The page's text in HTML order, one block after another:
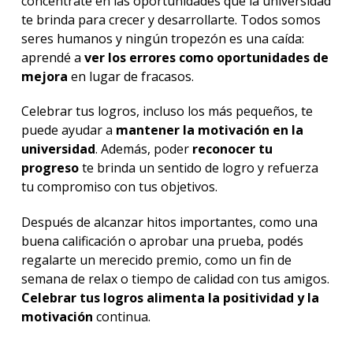
te brinda para crecer y desarrollarte. Todos somos
seres humanos y ningún tropezón es una caída:
aprendé a ver los errores como oportunidades de
mejora en lugar de fracasos.
Celebrar tus logros, incluso los más pequeños, te
puede ayudar a mantener la motivación en la
universidad. Además, poder reconocer tu
progresote brinda un sentido de logro y refuerza
tu compromiso con tus objetivos.
Después de alcanzar hitos importantes, como una
buena calificación o aprobar una prueba, podés
regalarte un merecido premio, como un fin de
semana de relax o tiempo de calidad con tus amigos.
Celebrar tus logros alimenta la positividad y la
motivación continua.